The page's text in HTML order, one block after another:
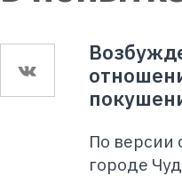
По версии
городе